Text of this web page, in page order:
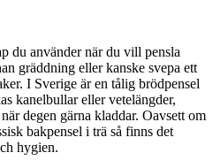
du använder när du vill pensla
gräddning eller kanske svepa ett
I Sverige är en tålig brödpensel
kanelbullar eller vetelängder,
degen gärna kladdar. Oavsett om
bakpensel i trä så finns det
hygien.